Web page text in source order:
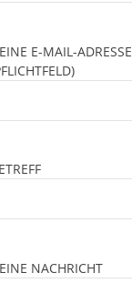
E-MAIL-ADRESSE
NACHRICHT